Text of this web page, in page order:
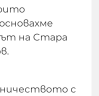
на Стара
с